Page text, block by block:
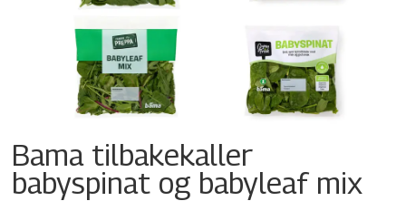
Bama tilbakekaller
babyspinat og babyleaf mix